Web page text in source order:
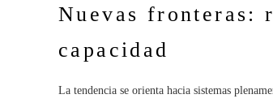
Nuevas fronteras:
capacidad
La tendencia se orienta hacia sistemas